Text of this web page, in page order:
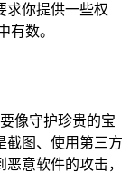
求你提供一些权
有数。
像守护珍贵的宝
截图、使用第三方
意软件的攻击，